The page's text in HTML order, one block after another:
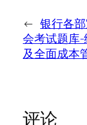
← 银行各
会考试题库
及全面成本
评论